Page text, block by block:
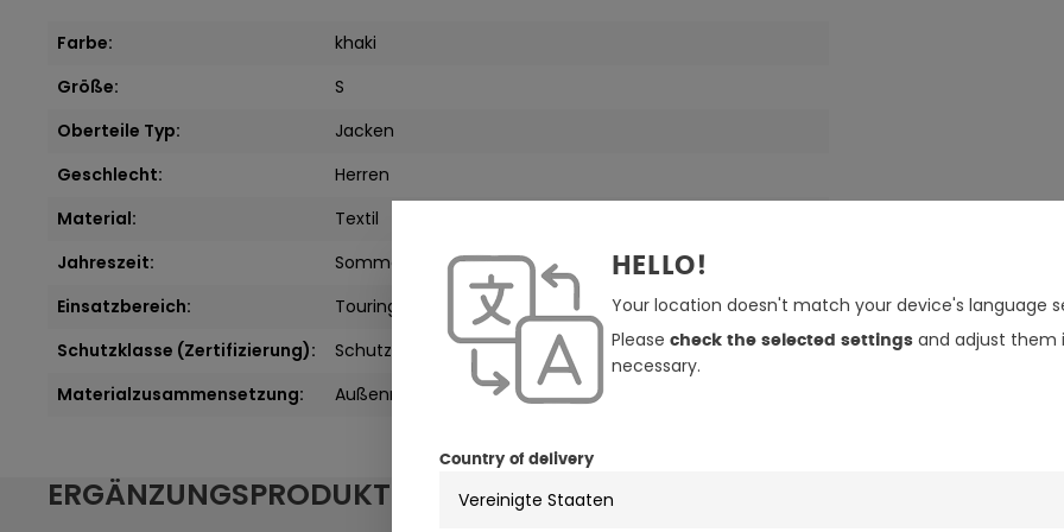
Farbe:
khaki
Größe:
S
Oberteile Typ:
Jacken
Geschlecht:
Herren
Material:
Textil
Jahreszeit:
Sommer
Einsatzbereich:
Touring
, Urban / City
Schutzklasse (Zertifizierung):
Schutzklasse A
Materialzusammensetzung:
Außenmaterial: 100% Polyester. Innenfutter: 100% Polyester
ERGÄNZUNGSPRODUKTE
HELLO!
Your location doesn't match your device's language
Please check the selected settingsand adjust them
necessary.
Country of delivery